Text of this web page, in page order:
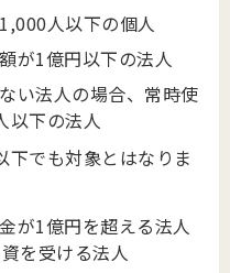
人以下の個人
が1億円以下の法人
い法人の場合、常時使
以下の法人
下でも対象とはなりま
が1億円を超える法人
を受ける法人